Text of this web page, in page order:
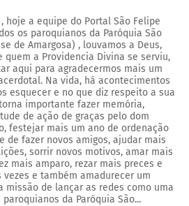
a equipe do Portal São Felipe
os paroquianos da Paróquia São
de Amargosa) , louvamos a Deus,
quem a Providencia Divina se serviu,
aqui para agradecermos mais um
Na vida, há acontecimentos
esquecer e no que diz respeito a sua
importante fazer memória,
de ação de graças pelo dom
festejar mais um ano de ordenação
de fazer novos amigos, ajudar mais
sorrir novos motivos, amar mais
mais amparo, rezar mais preces e
e também amadurecer um
missão de lançar as redes como uma
da Paróquia São...